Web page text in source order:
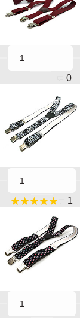
0
Популярный
1